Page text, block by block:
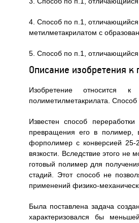
4. Способ по п.1,
метилметакрилатом с
5. Способ по п.1, отличающийся
Описание изобретения к
Изобретение относится к
полиметилметакрилата. Способ
Известен способ
превращения его в полимер,
форполимер с конверсией 25-
вязкости. Вследствие этого не
готовый полимер для
стадий. Этот способ не
применений физико-
Была поставлена задача
характеризовался бы